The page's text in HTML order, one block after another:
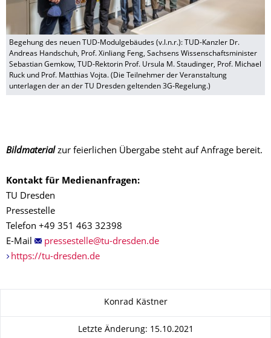
Begehung des neuen TUD-Modulgebäudes (v.l.n.r.): TUD-Kanzler Dr.
Andreas Handschuh, Prof. Xinliang Feng, Sachsens Wissenschaftsminister
Sebastian Gemkow, TUD-Rektorin Prof. Ursula M. Staudinger, Prof. Michael
Ruck und Prof. Matthias Vojta. (Die Teilnehmer der Veranstaltung
unterlagen der an der TU Dresden geltenden 3G-Regelung.)
Bildmaterial zur feierlichen Übergabe steht auf Anfrage bereit.
Kontakt für Medienanfragen:
TU Dresden
Pressestelle
Telefon +49 351 463 32398
E-Mail
https://tu-dresden.de
Konrad Kästner
Letzte Änderung: 15.10.2021